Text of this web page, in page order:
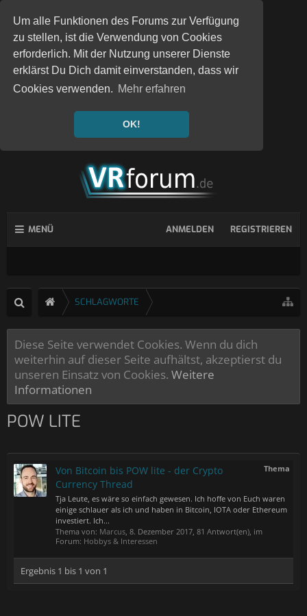
Um alle Funktionen des Forums zur Verfügung
zu stellen, ist die Verwendung von Cookies
erforderlich. Mit der Nutzung unserer Dienste
erklärst Du Dich damit einverstanden, dass wir
Cookies verwenden. Mehr erfahren
OK!
MENÜ ANMELDEN REGISTRIEREN
SCHLAGWORTE
Diese Seite verwendet Cookies. Wenn du dich
weiterhin auf dieser Seite aufhältst, akzeptierst du
unseren Einsatz von Cookies. Weitere
Informationen
POW LITE
Thema
Von Bitcoin bis POW lite - der Crypto
Currency Thread
Tja Leute, es wäre so einfach gewesen. Ich hoffe von Euch waren
einige schlauer als ich und haben in Bitcoin, IOTA oder Ethereum
investiert. Ich...
Thema von: Marcus, 8. Dezember 2017, 81 Antwort(en), im
Forum: Hobbys & Interessen
Ergebnis 1 bis 1 von 1